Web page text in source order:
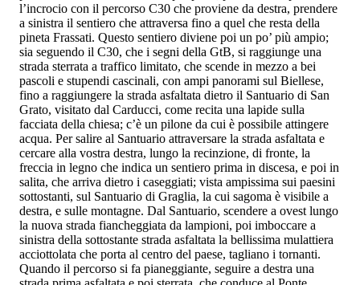
l’incrocio con il percorso C30 che proviene da destra, prendere
a sinistra il sentiero che attraversa fino a quel che resta della
pineta Frassati. Questo sentiero diviene poi un po’ più ampio;
sia seguendo il C30, che i segni della GtB, si raggiunge una
strada sterrata a traffico limitato, che scende in mezzo a bei
pascoli e stupendi cascinali, con ampi panorami sul Biellese,
fino a raggiungere la strada asfaltata dietro il Santuario di San
Grato, visitato dal Carducci, come recita una lapide sulla
facciata della chiesa; c’è un pilone da cui è possibile attingere
acqua. Per salire al Santuario attraversare la strada asfaltata e
cercare alla vostra destra, lungo la recinzione, di fronte, la
freccia in legno che indica un sentiero prima in discesa, e poi in
salita, che arriva dietro i caseggiati; vista ampissima sui paesini
sottostanti, sul Santuario di Graglia, la cui sagoma è visibile a
destra, e sulle montagne. Dal Santuario, scendere a ovest lungo
la nuova strada fiancheggiata da lampioni, poi imboccare a
sinistra della sottostante strada asfaltata la bellissima mulattiera
acciottolata che porta al centro del paese, tagliano i tornanti.
Quando il percorso si fa pianeggiante, seguire a destra una